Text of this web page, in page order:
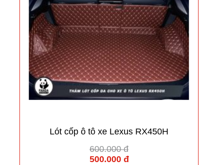
Lót cốp ô tô xe Lexus RX450H
600.000 đ
500.000 đ